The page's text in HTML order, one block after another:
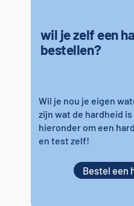
wil je zelf een
bestellen?
Wil je nou je eigen
zijn wat de hardheid
hieronder om een
en test zelf!
Bestel een